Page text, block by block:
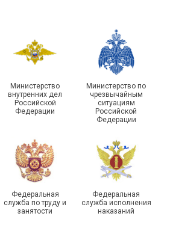
Подписано соглашение с
области
Министерство
внутренних дел
Российской
Федерации
Министерство по
чрезвычайным
ситуациям
Российской
Федерации
Федеральная
служба по труду и
занятости
Федеральная
служба исполнения
наказаний